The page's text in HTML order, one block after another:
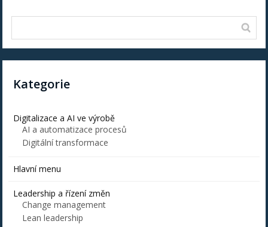
Kategorie
Digitalizace a AI ve výrobě
AI a automatizace procesů
Digitální transformace
Hlavní menu
Leadership a řízení změn
Change management
Lean leadership